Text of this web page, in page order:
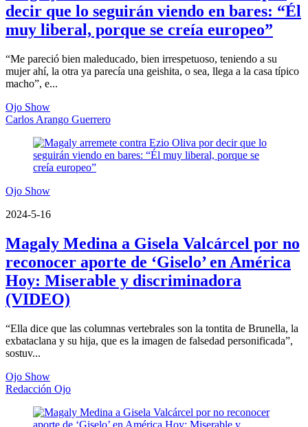
decir que lo seguirán viendo en bares: “Él
muy liberal, porque se creía europeo”
“Me pareció bien maleducado, bien irrespetuoso, teniendo a su
mujer ahí, la otra ya parecía una geishita, o sea, llega a la casa típico
macho”, e...
Ojo Show
Carlos Arango Guerrero
Ojo Show
2024-5-16
Magaly Medina a Gisela Valcárcel por no
reconocer aporte de ‘Giselo’ en América
Hoy: Miserable y discriminadora
(VIDEO)
“Ella dice que las columnas vertebrales son la tontita de Brunella, la
exbataclana y su hija, que es la imagen de falsedad personificada”,
sostuv...
Ojo Show
Redacción Ojo